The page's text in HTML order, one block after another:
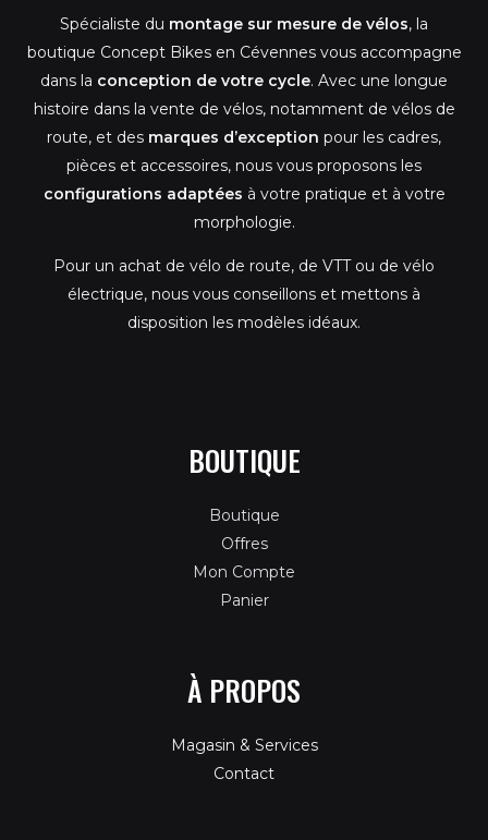
o
k
r
a
m
Spécialiste du montage sur mesure de vélos, la
boutique Concept Bikes en Cévennes vous accompagne
dans la conception de votre cycle. Avec une longue
histoire dans la vente de vélos, notamment de vélos de
route, et des marques d’exception pour les cadres,
pièces et accessoires, nous vous proposons les
configurations adaptées à votre pratique et à votre
morphologie.
Pour un achat de vélo de route, de VTT ou de vélo
électrique, nous vous conseillons et mettons à
disposition les modèles idéaux.
BOUTIQUE
Boutique
Offres
Mon Compte
Panier
À PROPOS
Magasin & Services
Contact